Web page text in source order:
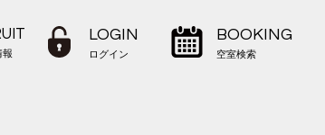
報
LOGIN
ログイン
BOOKING
空室検索